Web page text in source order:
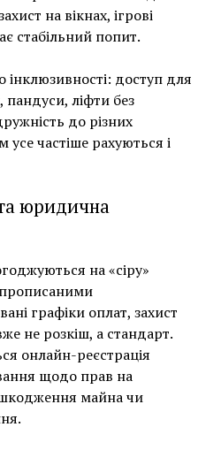
на вікнах, ігрові
стабільний попит.
інклюзивності: доступ для
ліфти без
до різних
усе частіше рахуються і
юридична
на «сіру»
прописаними
графіки оплат, захист
не розкіш, а стандарт.
онлайн-реєстрація
щодо прав на
майна чи